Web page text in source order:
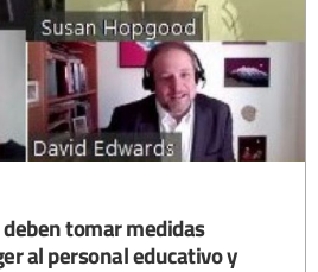
tomar medidas
al personal educativo y